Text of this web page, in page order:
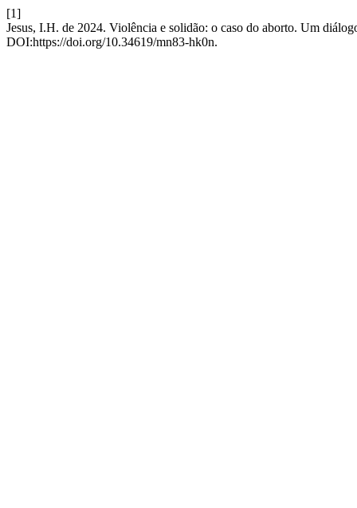
[1]
Jesus, I.H. de 2024. Violência e solidão: o caso do aborto. Um
DOI:https://doi.org/10.34619/mn83-hk0n.